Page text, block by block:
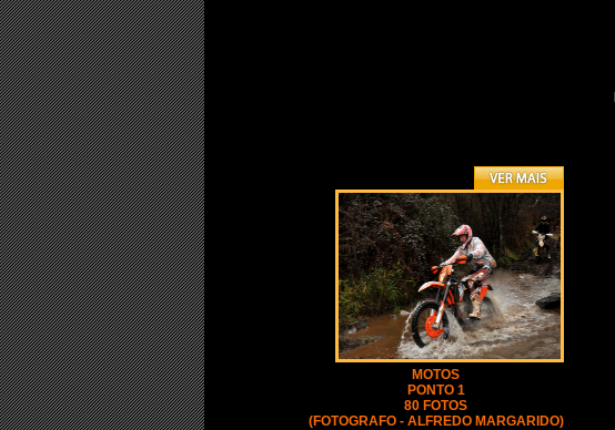
MOTOS
PONTO 1
80 FOTOS
(FOTOGRAFO - ALFREDO MARGARIDO)